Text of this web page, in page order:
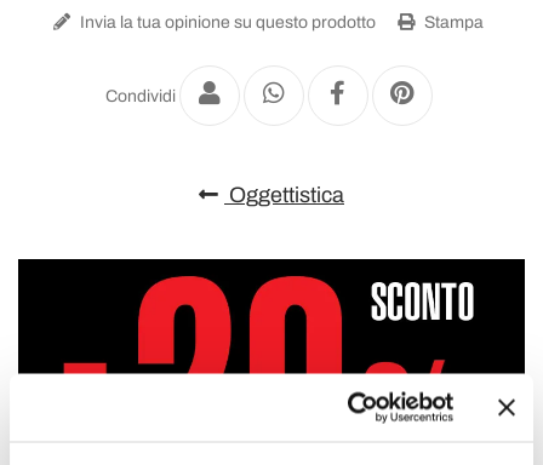
Invia la tua opinione su questo prodotto Stampa
Condividi
Oggettistica